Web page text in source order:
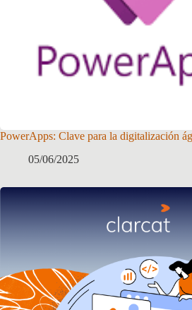
PowerApps: Clave para la digitalización
05/06/2025